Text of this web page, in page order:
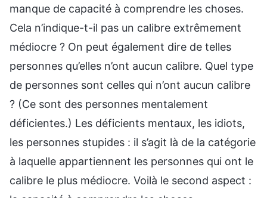
manque de capacité à comprendre les choses.
Cela n’indique-t-il pas un calibre extrêmement
médiocre ? On peut également dire de telles
personnes qu’elles n’ont aucun calibre. Quel type
de personnes sont celles qui n’ont aucun calibre
? (Ce sont des personnes mentalement
déficientes.) Les déficients mentaux, les idiots,
les personnes stupides : il s’agit là de la catégorie
à laquelle appartiennent les personnes qui ont le
calibre le plus médiocre. Voilà le second aspect :